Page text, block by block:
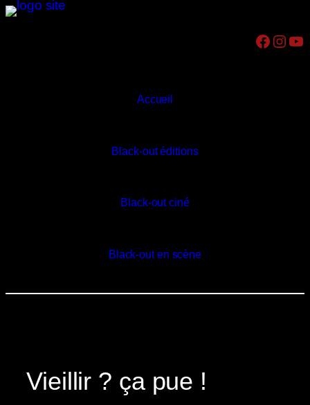
Aller
Facebook Instagram YouTube
Accueil
Black-out éditions
Black-out ciné
Black-out en scène
Vieillir ? ça pue !